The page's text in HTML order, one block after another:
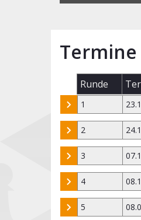
Termine
Runde
1
2
3
4
5